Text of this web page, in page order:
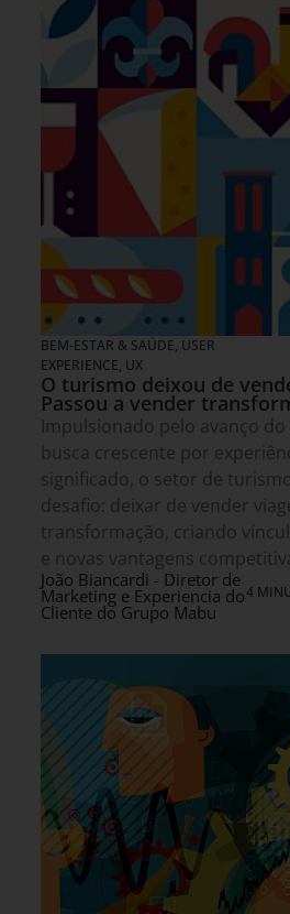
BEM-ESTAR & SAÚDE, USER
EXPERIENCE, UX
O turismo deixou de
Passou a vender
Impulsionado pelo avanço do
busca crescente por
significado, o setor de
desafio: deixar de vender
transformação, criando
e novas vantagens
João Biancardi - Diretor de
Marketing e Experiencia do
Cliente do Grupo Mabu
4